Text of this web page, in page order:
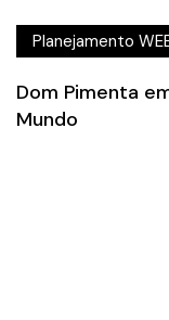
Planejamento
Dom Pimenta
Mundo